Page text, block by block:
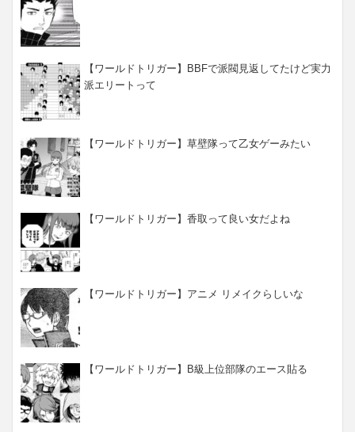
【ワールドトリガー】BBFで派閥見返してたけど実力
派エリートって
【ワールドトリガー】草壁隊って乙女ゲーみたい
【ワールドトリガー】香取って良い女だよね
【ワールドトリガー】アニメ リメイクらしいな
【ワールドトリガー】B級上位部隊のエース貼る